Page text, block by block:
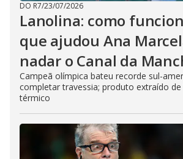
DO R7/23/07/2026
Lanolina: como
que ajudou Ana
nadar o Canal da
Campeã olímpica bateu recorde sul-
completar travessia; produto extraído
térmico